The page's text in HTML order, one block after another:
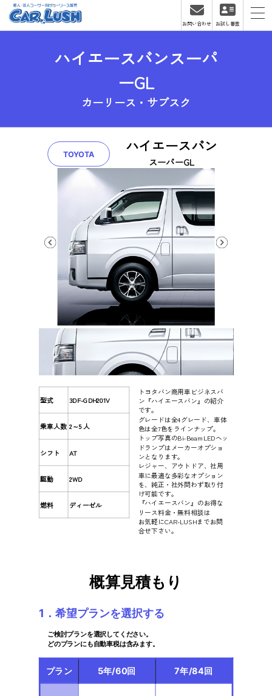
お問い合わせ お試し審査
ハイエースバンスーパ
ーGL
カーリース・サブスク
TOYOTA ハイエースバン
スーパーGL
型式 3DF-GDH201V
乗車人数 2～5 人
シフト AT
駆動 2WD
燃料 ディーゼル
トヨタバン商用車ビジネスバ
ン『ハイエースバン』の紹介
です。
グレードは全4グレード、車体
色は全7色をラインナップ。
トップ写真のBi-BeamLEDヘッ
ドランプはメーカーオプショ
ンとなります。
レジャー、アウトドア、社用
車に最適な多彩なオプション
を、純正・社外問わず取り付
け可能です。
『ハイエースバン』のお得な
リース料金・無料相談は
お気軽にCAR-LUSHまでお問
合せ下さい。
概算見積もり
1．希望プランを選択する
ご検討プランを選択してください。
どのプランにも自動車税は含みます。
プラン 5年/60回 7年/84回